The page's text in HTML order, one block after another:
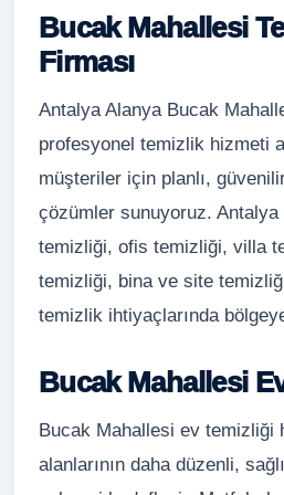
Bucak Mahallesi
Firması
Antalya Alanya Bucak
profesyonel temizlik hizmeti
müşteriler için planlı,
çözümler sunuyoruz.
temizliği, ofis temizliği, villa
temizliği, bina ve site
temizlik ihtiyaçlarında
Bucak Mahallesi
Bucak Mahallesi ev temizliği
alanlarının daha düzenli,